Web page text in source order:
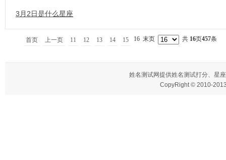
3月2日是什么星座
首页 上一页 11 12 13 14 15 16 末页 共 16页457条
姓名测试网提供姓名测试打分、星
CopyRight © 2010-